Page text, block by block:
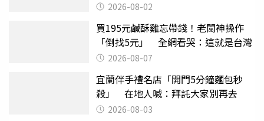
2026-08-02
買195元鹹酥雞忘帶錢！老闆神操作
「倒找5元」 全網看哭：這就是台灣
2026-08-07
宜蘭伴手禮名店「開門5分鐘麵包秒
殺」 在地人喊：拜託大家別再去
2026-08-03